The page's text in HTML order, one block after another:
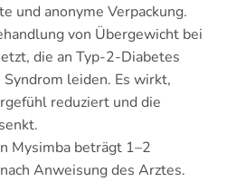
und anonyme Verpackung.
von Übergewicht bei
die an Typ-2-Diabetes
leiden. Es wirkt,
reduziert und die
Mysimba beträgt 1–2
Anweisung des Arztes.